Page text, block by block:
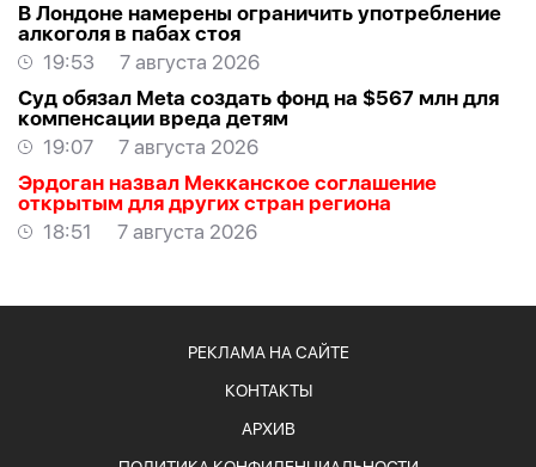
В Лондоне намерены ограничить употребление
алкоголя в пабах стоя
19:53
7 августа 2026
Суд обязал Meta создать фонд на $567 млн для
компенсации вреда детям
19:07
7 августа 2026
Эрдоган назвал Мекканское соглашение
открытым для других стран региона
18:51
7 августа 2026
РЕКЛАМА НА САЙТЕ
КОНТАКТЫ
АРХИВ